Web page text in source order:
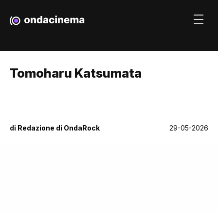
Tomoharu Katsumata
di Redazione di OndaRock 29-05-2026